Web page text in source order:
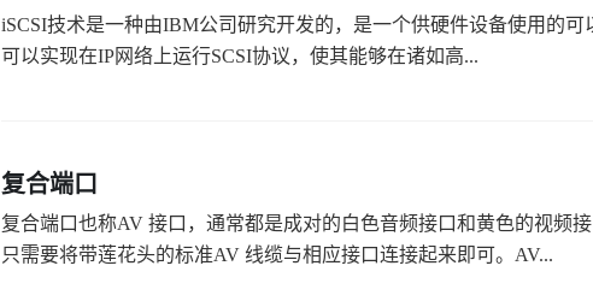
iSCSI技术是一种由IBM公司研究开发的，是一个供硬件设备使用的
可以实现在IP网络上运行SCSI协议，使其能够在诸如高...
复合端口
复合端口也称AV 接口，通常都是成对的白色音频接口和黄色的视频
只需要将带莲花头的标准AV 线缆与相应接口连接起来即可。AV...